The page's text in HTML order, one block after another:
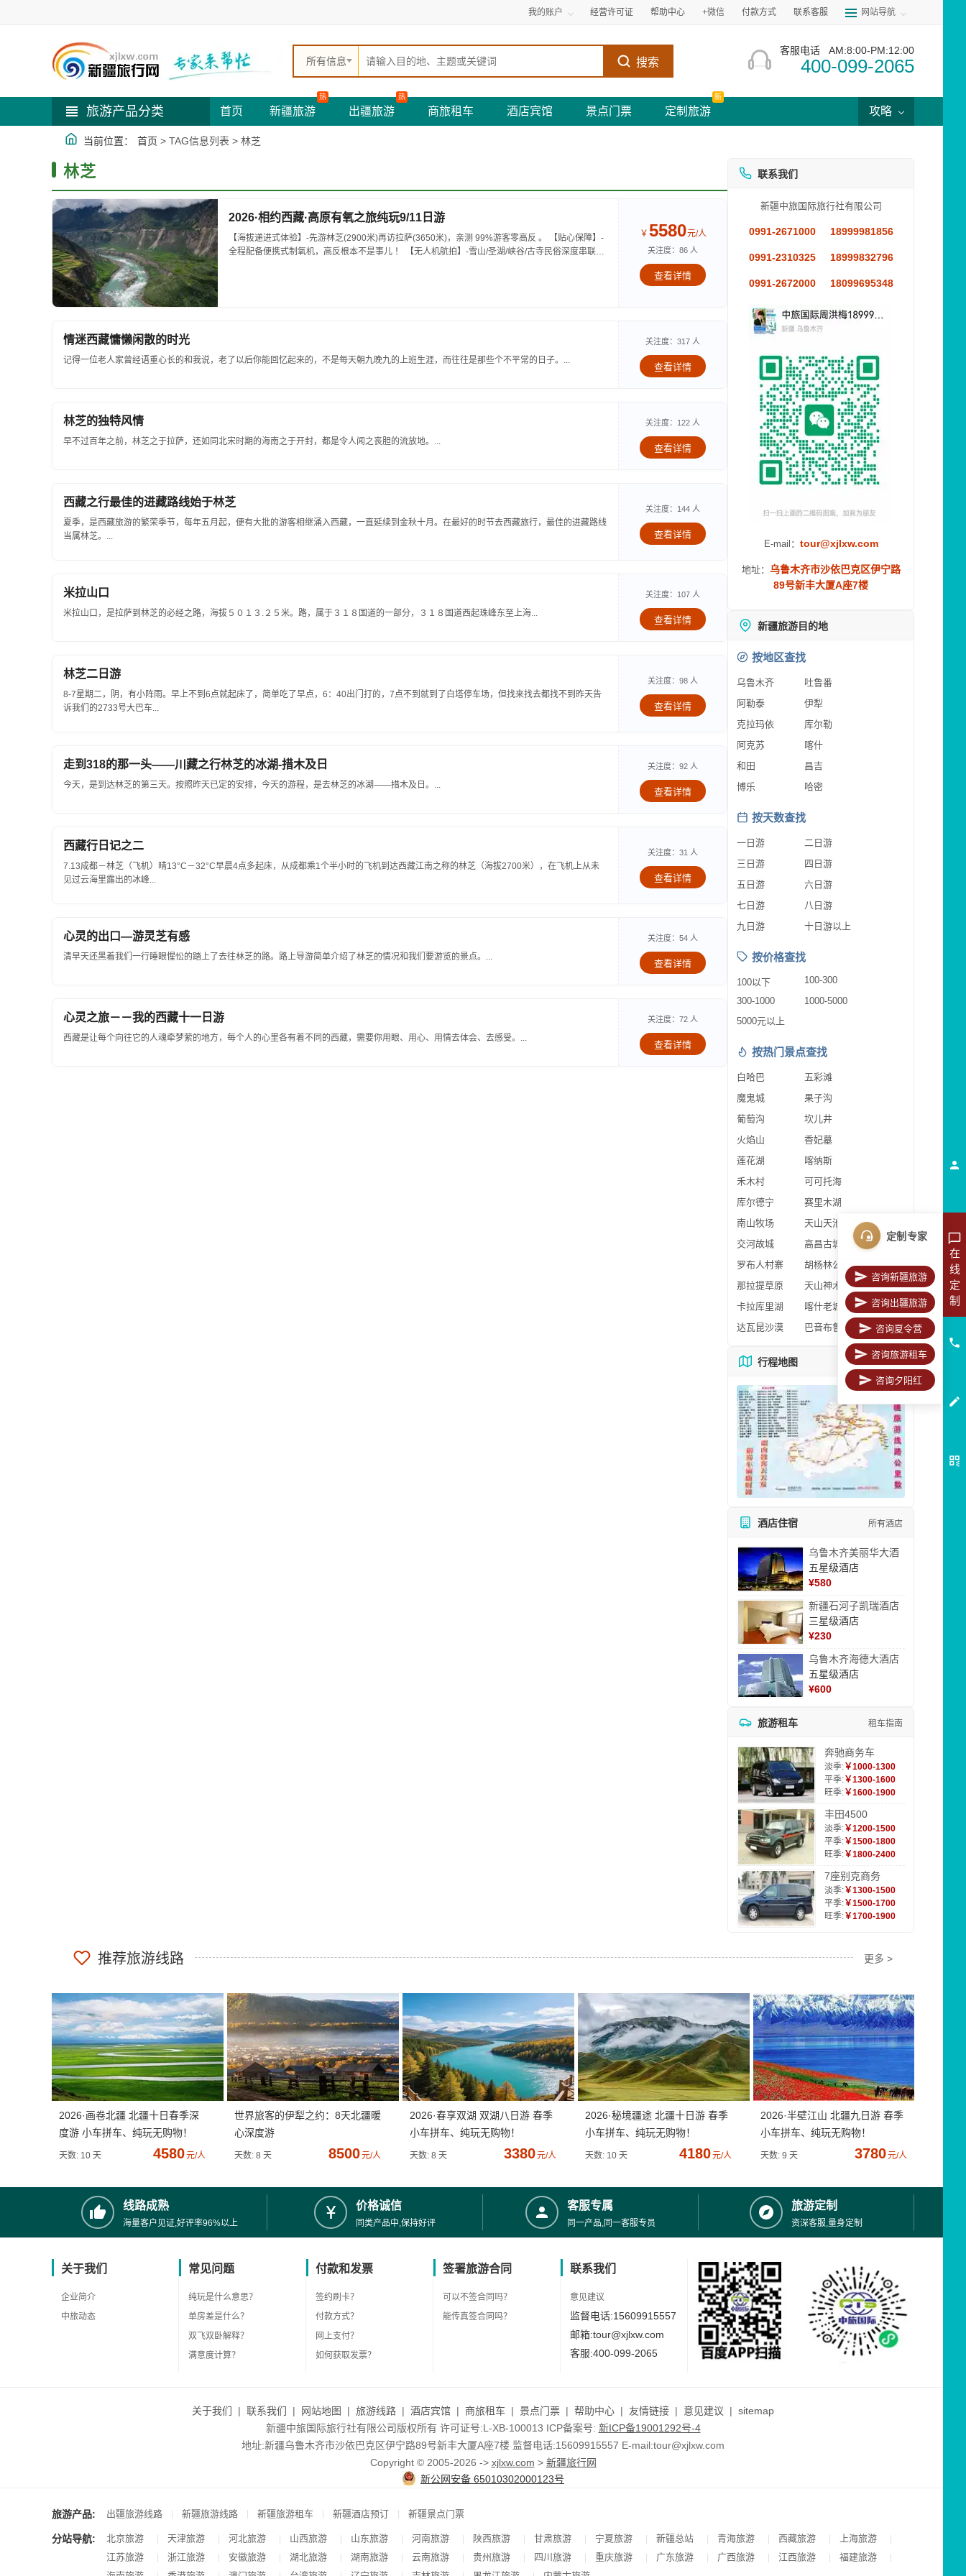
我的账户 经营许可证 帮助中心 +微信 付款方式 联系客服 网站导航
所有信息 搜索
客服电话 AM:8:00-PM:12:00
400-099-2065
旅游产品分类 首页 新疆旅游
热
出疆旅游
热
商旅租车 酒店宾馆 景点门票 定制旅游
新
攻略
当前位置： 首页 > TAG信息列表 > 林芝
林芝
2026·相约西藏·高原有氧之旅纯玩9/11日游
【海拔递进式体验】-先游林芝(2900米)再访拉萨(3650米)，亲测 99%游客零高反 。 【贴心保障】-
全程配备便携式制氧机，高反根本不是事儿 ！ 【无人机航拍】-雪山/圣湖/峡谷/古寺民俗深度串联，
￥ 5580元/人
关注度：86 人
查看详情
情迷西藏慵懒闲散的时光
记得一位老人家曾经语重心长的和我说，老了以后你能回忆起来的，不是每天朝九晚九的上班生涯，而往往是那些个不平常的日子。...
关注度：317 人
查看详情
林芝的独特风情
早不过百年之前，林芝之于拉萨，还如同北宋时期的海南之于开封，都是令人闻之丧胆的流放地。...
关注度：122 人
查看详情
西藏之行最佳的进藏路线始于林芝
夏季，是西藏旅游的繁荣季节，每年五月起，便有大批的游客相继涌入西藏，一直延续到金秋十月。在最好的时节去西藏旅行，最佳的进藏路线
当属林芝。...
关注度：144 人
查看详情
米拉山口
米拉山口，是拉萨到林芝的必经之路，海拔５０１３.２５米。路，属于３１８国道的一部分，３１８国道西起珠峰东至上海...
关注度：107 人
查看详情
林芝二日游
8-7星期二，阴，有小阵雨。早上不到6点就起床了，简单吃了早点，6：40出门打的，7点不到就到了白塔停车场，但找来找去都找不到昨天告
诉我们的2733号大巴车...
关注度：98 人
查看详情
走到318的那一头——川藏之行林芝的冰湖-措木及日
今天，是到达林芝的第三天。按照昨天已定的安排，今天的游程，是去林芝的冰湖——措木及日。...
关注度：92 人
查看详情
西藏行日记之二
7.13成都－林芝（飞机）晴13°C－32°C早晨4点多起床，从成都乘1个半小时的飞机到达西藏江南之称的林芝（海拔2700米），在飞机上从未
见过云海里露出的冰峰...
关注度：31 人
查看详情
心灵的出口—游灵芝有感
清早天还黑着我们一行睡眼惺忪的踏上了去往林芝的路。路上导游简单介绍了林芝的情况和我们要游览的景点。...
关注度：54 人
查看详情
心灵之旅－－我的西藏十一日游
西藏是让每个向往它的人魂牵梦萦的地方，每个人的心里各有着不同的西藏，需要你用眼、用心、用情去体会、去感受。...
关注度：72 人
查看详情
联系我们
新疆中旅国际旅行社有限公司
0991-2671000 18999981856
0991-2310325 18999832796
0991-2672000 18099695348
E-mail： tour@xjlxw.com
地址： 乌鲁木齐市沙依巴克区伊宁路
89号新丰大厦A座7楼
新疆旅游目的地
按地区查找
乌鲁木齐
吐鲁番
阿勒泰
伊犁
克拉玛依
库尔勒
阿克苏
喀什
和田
昌吉
博乐
哈密
按天数查找
一日游
二日游
三日游
四日游
五日游
六日游
七日游
八日游
九日游
十日游以上
按价格查找
100以下
100-300
300-1000
1000-5000
5000元以上
按热门景点查找
白哈巴
五彩滩
魔鬼城
果子沟
葡萄沟
坎儿井
火焰山
香妃墓
莲花湖
喀纳斯
禾木村
可可托海
库尔德宁
赛里木湖
南山牧场
天山天池
交河故城
高昌古城
罗布人村寨
胡杨林公园
那拉提草原
天山神木园
卡拉库里湖
喀什老城区
达瓦昆沙漠
巴音布鲁克
行程地图 更多地图
酒店住宿 所有酒店
乌鲁木齐美丽华大酒
五星级酒店
¥580
新疆石河子凯瑞酒店
三星级酒店
¥230
乌鲁木齐海德大酒店
五星级酒店
¥600
旅游租车 租车指南
奔驰商务车
淡季:￥1000-1300
平季:￥1300-1600
旺季:￥1600-1900
丰田4500
淡季:￥1200-1500
平季:￥1500-1800
旺季:￥1800-2400
7座别克商务
淡季:￥1300-1500
平季:￥1500-1700
旺季:￥1700-1900
推荐旅游线路 更多 >
2026·画卷北疆 北疆十日春季深
度游 小车拼车、纯玩无购物！
天数: 10 天 4580元/人
世界旅客的伊犁之约：8天北疆暖
心深度游
天数: 8 天 8500元/人
2026·春享双湖 双湖八日游 春季
小车拼车、纯玩无购物！
天数: 8 天 3380元/人
2026·秘境疆途 北疆十日游 春季
小车拼车、纯玩无购物！
天数: 10 天 4180元/人
2026·半壁江山 北疆九日游 春季
小车拼车、纯玩无购物！
天数: 9 天 3780元/人
线路成熟
海量客户见证,好评率96%以上
价格诚信
同类产品中,保持好评
客服专属
同一产品,同一客服专员
旅游定制
资深客服,量身定制
关于我们
企业简介
中旅动态
常见问题
纯玩是什么意思？
单房差是什么？
双飞双卧解释？
满意度计算？
付款和发票
签约刷卡？
付款方式？
网上支付？
如何获取发票？
签署旅游合同
可以不签合同吗？
能传真签合同吗？
联系我们
意见建议
监督电话:15609915557
邮箱:tour@xjlxw.com
客服:400-099-2065
关于我们 | 联系我们 | 网站地图 | 旅游线路 | 酒店宾馆 | 商旅租车 | 景点门票 | 帮助中心 | 友情链接 | 意见建议 | sitemap
新疆中旅国际旅行社有限公司版权所有 许可证号:L-XB-100013 ICP备案号: 新ICP备19001292号-4
地址:新疆乌鲁木齐市沙依巴克区伊宁路89号新丰大厦A座7楼 监督电话:15609915557 E-mail:tour@xjlxw.com
Copyright © 2005-2026 -> xjlxw.com > 新疆旅行网
新公网安备 65010302000123号
旅游产品: 出疆旅游线路 | 新疆旅游线路 | 新疆旅游租车 | 新疆酒店预订 | 新疆景点门票
分站导航: 北京旅游 | 天津旅游 | 河北旅游 | 山西旅游 | 山东旅游 | 河南旅游 | 陕西旅游 | 甘肃旅游 | 宁夏旅游 | 新疆总站 | 青海旅游 | 西藏旅游 | 上海旅游 |
江苏旅游 | 浙江旅游 | 安徽旅游 | 湖北旅游 | 湖南旅游 | 云南旅游 | 贵州旅游 | 四川旅游 | 重庆旅游 | 广东旅游 | 广西旅游 | 江西旅游 | 福建旅游 |
在
线
定
制
定制专家
咨询新疆旅游
咨询出疆旅游
咨询夏令营
咨询旅游租车
咨询夕阳红